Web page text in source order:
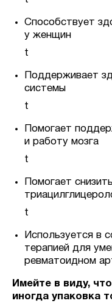
Способствует
у женщин
t
Поддерживает
системы
t
Помогает
и работу мозга
t
Помогает
t
Используется в
терапией для
ревматоидном
Имейте в виду,
иногда упаковка